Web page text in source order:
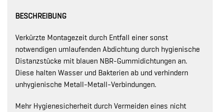
BESCHREIBUNG
Verkürzte Montagezeit durch Entfall einer sonst
notwendigen umlaufenden Abdichtung durch hygienische
Distanzstücke mit blauen NBR-Gummidichtungen an.
Diese halten Wasser und Bakterien ab und verhindern
unhygienische Metall-Metall-Verbindungen.
Mehr Hygienesicherheit durch Vermeiden eines nicht